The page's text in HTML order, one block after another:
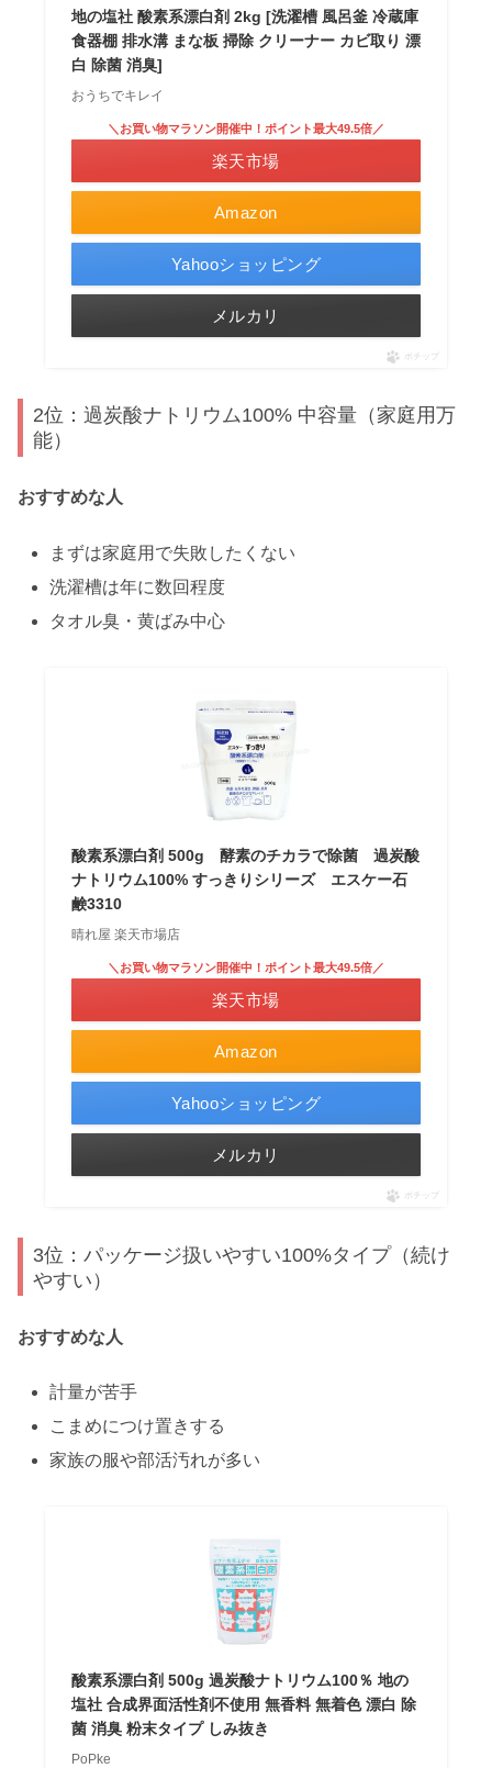
地の塩社 酸素系漂白剤 2kg [洗濯槽 風呂釜 冷蔵庫
食器棚 排水溝 まな板 掃除 クリーナー カビ取り 漂
白 除菌 消臭]
おうちでキレイ
Amazon
＼お買い物マラソン開催中！ポイント最大49.5倍／
楽天市場
Yahooショッピング
メルカリ
ポチップ
2位：過炭酸ナトリウム100% 中容量（家庭用万
能）
おすすめな人
まずは家庭用で失敗したくない
洗濯槽は年に数回程度
タオル臭・黄ばみ中心
酸素系漂白剤 500g 酵素のチカラで除菌 過炭酸
ナトリウム100% すっきりシリーズ エスケー石
鹸3310
晴れ屋 楽天市場店
Amazon
＼お買い物マラソン開催中！ポイント最大49.5倍／
楽天市場
Yahooショッピング
メルカリ
ポチップ
3位：パッケージ扱いやすい100%タイプ（続け
やすい）
おすすめな人
計量が苦手
こまめにつけ置きする
家族の服や部活汚れが多い
酸素系漂白剤 500g 過炭酸ナトリウム100％ 地の
塩社 合成界面活性剤不使用 無香料 無着色 漂白 除
菌 消臭 粉末タイプ しみ抜き
PoPke